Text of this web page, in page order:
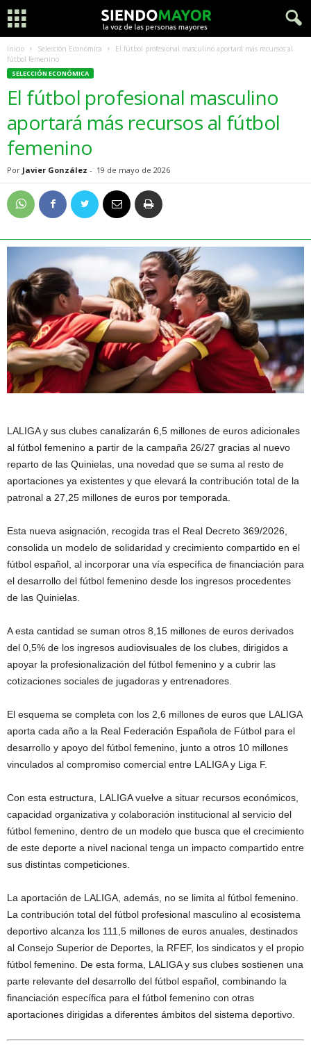
Inicio Selección Económica
El fútbol profesional masculino aportará más recursos al
fútbol femenino
SELECCIÓN ECONÓMICA
El fútbol profesional masculino
aportará más recursos al fútbol
femenino
Por Javier González - 19 de mayo de 2026
LALIGA y sus clubes canalizarán 6,5 millones de euros adicionales
al fútbol femenino a partir de la campaña 26/27 gracias al nuevo
reparto de las Quinielas, una novedad que se suma al resto de
aportaciones ya existentes y que elevará la contribución total de la
patronal a 27,25 millones de euros por temporada.
Esta nueva asignación, recogida tras el Real Decreto 369/2026,
consolida un modelo de solidaridad y crecimiento compartido en el
fútbol español, al incorporar una vía específica de financiación para
el desarrollo del fútbol femenino desde los ingresos procedentes
de las Quinielas.
A esta cantidad se suman otros 8,15 millones de euros derivados
del 0,5% de los ingresos audiovisuales de los clubes, dirigidos a
apoyar la profesionalización del fútbol femenino y a cubrir las
cotizaciones sociales de jugadoras y entrenadores.
El esquema se completa con los 2,6 millones de euros que LALIGA
aporta cada año a la Real Federación Española de Fútbol para el
desarrollo y apoyo del fútbol femenino, junto a otros 10 millones
vinculados al compromiso comercial entre LALIGA y Liga F.
Con esta estructura, LALIGA vuelve a situar recursos económicos,
capacidad organizativa y colaboración institucional al servicio del
fútbol femenino, dentro de un modelo que busca que el crecimiento
de este deporte a nivel nacional tenga un impacto compartido entre
sus distintas competiciones.
La aportación de LALIGA, además, no se limita al fútbol femenino.
La contribución total del fútbol profesional masculino al ecosistema
deportivo alcanza los 111,5 millones de euros anuales, destinados
al Consejo Superior de Deportes, la RFEF, los sindicatos y el propio
fútbol femenino. De esta forma, LALIGA y sus clubes sostienen una
parte relevante del desarrollo del fútbol español, combinando la
financiación específica para el fútbol femenino con otras
aportaciones dirigidas a diferentes ámbitos del sistema deportivo.